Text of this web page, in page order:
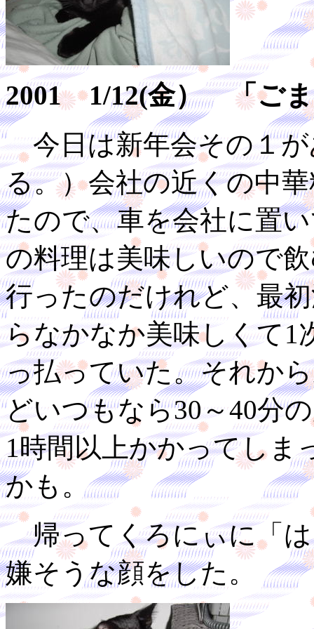
2001 1/12(金） 「ごま
今日は新年会その１が
る。）会社の近くの中
たので、車を会社に置
の料理は美味しいので
行ったのだけれど、最
らなかなか美味しくて1
っ払っていた。それか
どいつもなら30～40分
1時間以上かかってしま
かも。
帰ってくろにぃに「は
嫌そうな顔をした。